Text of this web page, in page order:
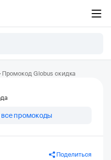
Промокод Globus скидка
промокоды
Поделиться